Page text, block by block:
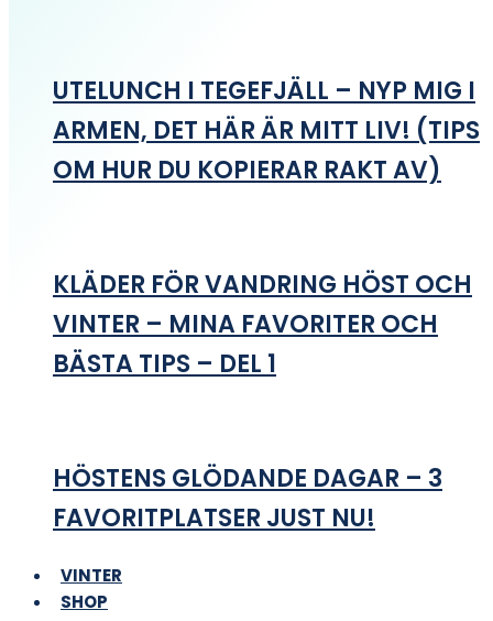
UTELUNCH I TEGEFJÄLL – NYP MIG I
ARMEN, DET HÄR ÄR MITT LIV! (TIPS
OM HUR DU KOPIERAR RAKT AV)
KLÄDER FÖR VANDRING HÖST OCH
VINTER – MINA FAVORITER OCH
BÄSTA TIPS – DEL 1
HÖSTENS GLÖDANDE DAGAR – 3
FAVORITPLATSER JUST NU!
VINTER
SHOP